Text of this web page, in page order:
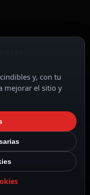
y, con tu
mejorar el sitio y